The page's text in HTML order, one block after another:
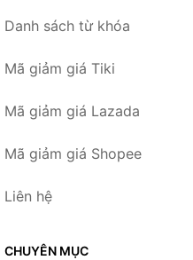
Danh sách từ khóa
Mã giảm giá Tiki
Mã giảm giá Lazada
Mã giảm giá Shopee
Liên hệ
CHUYÊN MỤC